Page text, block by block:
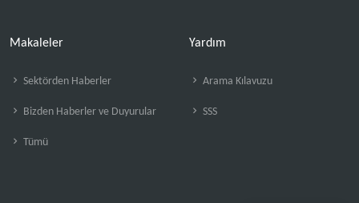
Makaleler
Sektörden Haberler
Bizden Haberler ve Duyurular
Tümü
Yardım
Arama Kılavuzu
SSS